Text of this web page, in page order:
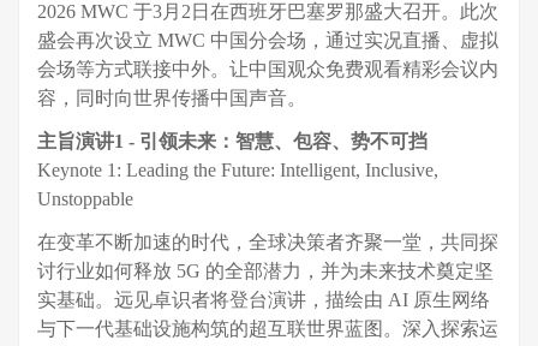
2026 MWC 于3月2日在西班牙巴塞罗那盛大召开。此次
盛会再次设立 MWC 中国分会场，通过实况直播、虚拟
会场等方式联接中外。让中国观众免费观看精彩会议内
容，同时向世界传播中国声音。
主旨演讲1 - 引领未来：智慧、包容、势不可挡
Keynote 1: Leading the Future: Intelligent, Inclusive,
Unstoppable
在变革不断加速的时代，全球决策者齐聚一堂，共同探
讨行业如何释放 5G 的全部潜力，并为未来技术奠定坚
实基础。远见卓识者将登台演讲，描绘由 AI 原生网络
与下一代基础设施构筑的超互联世界蓝图。深入探索运